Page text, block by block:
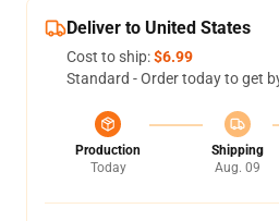
Deliver to United States
Cost to ship:$6.99
Standard - Order today to get
Production
Today
Shipping
Aug. 09